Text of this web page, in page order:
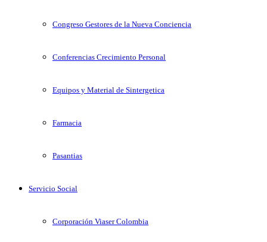
Congreso Gestores de la Nueva Conciencia
Conferencias Crecimiento Personal
Equipos y Material de Sintergetica
Farmacia
Pasantias
Servicio Social
Corporación Viaser Colombia